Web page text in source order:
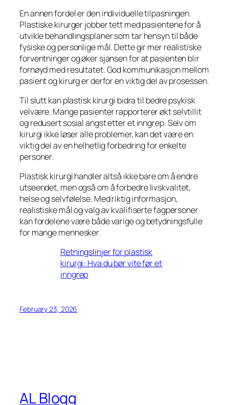
En annen fordel er den individuelle tilpasningen.
Plastiske kirurger jobber tett med pasientene for å
utvikle behandlingsplaner som tar hensyn til både
fysiske og personlige mål. Dette gir mer realistiske
forventninger og øker sjansen for at pasienten blir
fornøyd med resultatet. God kommunikasjon mellom
pasient og kirurg er derfor en viktig del av prosessen.
Til slutt kan plastisk kirurgi bidra til bedre psykisk
velvære. Mange pasienter rapporterer økt selvtillit
og redusert sosial angst etter et inngrep. Selv om
kirurgi ikke løser alle problemer, kan det være en
viktig del av en helhetlig forbedring for enkelte
personer.
Plastisk kirurgi handler altså ikke bare om å endre
utseendet, men også om å forbedre livskvalitet,
helse og selvfølelse. Med riktig informasjon,
realistiske mål og valg av kvalifiserte fagpersoner
kan fordelene være både varige og betydningsfulle
for mange mennesker.
Retningslinjer for plastisk
kirurgi: Hva du bør vite før et
inngrep
February 23, 2026
AL Blogg